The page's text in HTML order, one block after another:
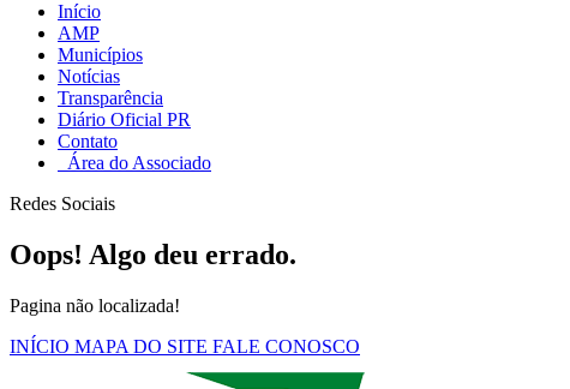
Início
AMP
Municípios
Notícias
Transparência
Diário Oficial PR
Contato
Área do Associado
Redes Sociais
Oops! Algo deu errado.
Pagina não localizada!
INÍCIO MAPA DO SITE FALE CONOSCO